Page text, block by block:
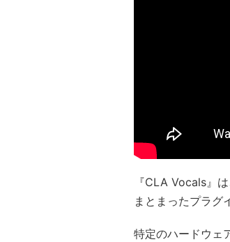
『CLA Vocals』
まとまったプラグ
特定のハードウェ